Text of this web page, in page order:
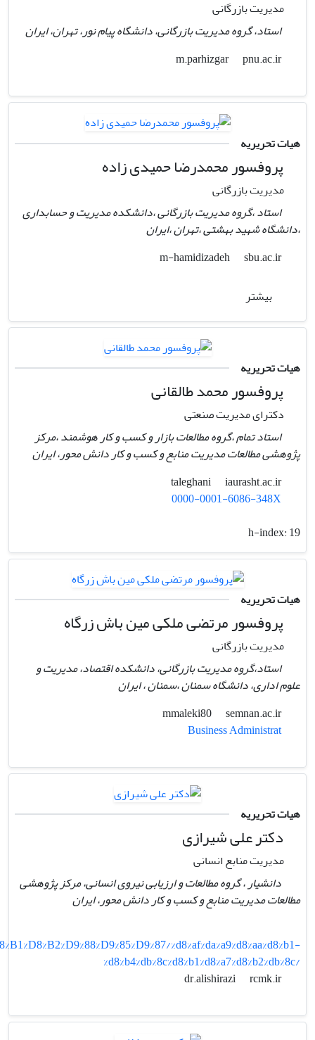
مدیریت بازرگانی
استاد، گروه مدیریت بازرگانی، دانشگاه پیام نور، تهران، ایران
m.parhizgar
pnu.ac.ir
هیات تحریریه
پروفسور محمدرضا حمیدی ‌زاده
مدیریت بازرگانی
استاد ،گروه مدیریت بازرگانی ،دانشکده مدیریت و حسابداری
،دانشگاه شهید بهشتی ،تهران ،ایران
m-hamidizadeh
sbu.ac.ir
بیشتر
هیات تحریریه
پروفسور محمد طالقانی
دکترای مدیریت صنعتی
استاد تمام ،گروه مطالعات بازار و کسب و کار هوشمند ،مرکز
پژوهشی مطالعات مدیریت منابع و کسب و کار دانش محور، ایران
taleghani
iaurasht.ac.ir
0000-0001-6086-348X
h-index:19
هیات تحریریه
پروفسور مرتضی ملکی مین باش زرگاه
مدیریت بازرگانی
استاد،گروه مدیریت بازرگانی، دانشکده اقتصاد، مدیریت و
علوم اداری، دانشگاه سمنان ،سمنان ، ایران
mmaleki80
semnan.ac.ir
Business Administrat
هیات تحریریه
دکتر علی شیرازی
مدیریت منابع انسانی
دانشیار ، گروه مطالعات و ارزیابی نیروی انسانی، مرکز پژوهشی
مطالعات مدیریت منابع و کسب و کار دانش محور، ایران
%d8%af%da%a9%d8%aa%d8%b1-
%d8%b4%db%8c%d8%b1%d8%a7%d8%b2%db%8c/
dr.alishirazi
rcmk.ir